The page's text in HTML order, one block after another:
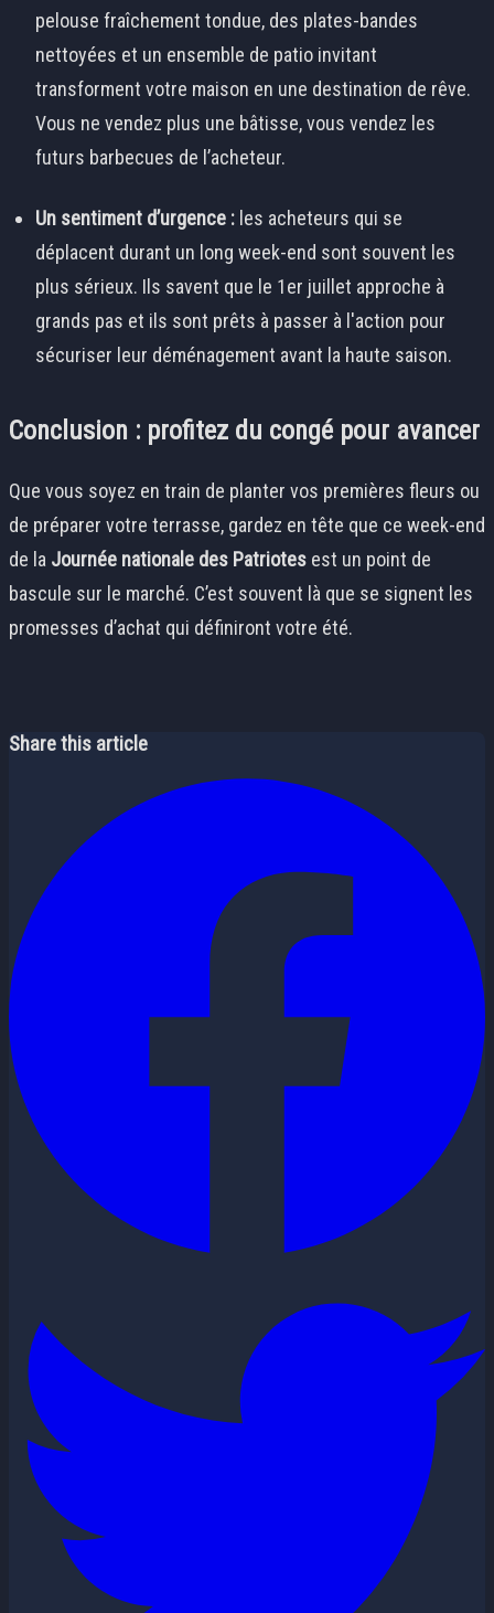
pelouse fraîchement tondue, des plates-bandes
nettoyées et un ensemble de patio invitant
transforment votre maison en une destination de rêve.
Vous ne vendez plus une bâtisse, vous vendez les
futurs barbecues de l’acheteur.
Un sentiment d’urgence : les acheteurs qui se
déplacent durant un long week-end sont souvent les
plus sérieux. Ils savent que le 1er juillet approche à
grands pas et ils sont prêts à passer à l'action pour
sécuriser leur déménagement avant la haute saison.
Conclusion : profitez du congé pour avancer
Que vous soyez en train de planter vos premières fleurs ou
de préparer votre terrasse, gardez en tête que ce week-end
de la Journée nationale des Patriotes est un point de
bascule sur le marché. C’est souvent là que se signent les
promesses d’achat qui définiront votre été.
Share this article